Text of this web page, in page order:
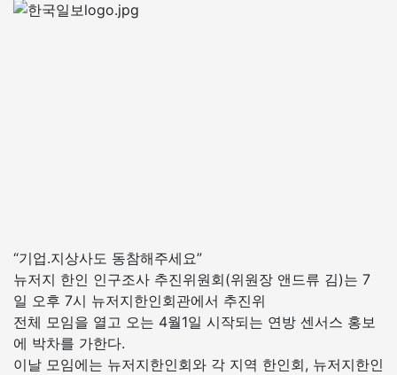
“기업.지상사도 동참해주세요”
뉴저지 한인 인구조사 추진위원회(위원장 앤드류 김)는 7
일 오후 7시 뉴저지한인회관에서 추진위
전체 모임을 열고 오는 4월1일 시작되는 연방 센서스 홍보
에 박차를 가한다.
이날 모임에는 뉴저지한인회와 각 지역 한인회, 뉴저지한인